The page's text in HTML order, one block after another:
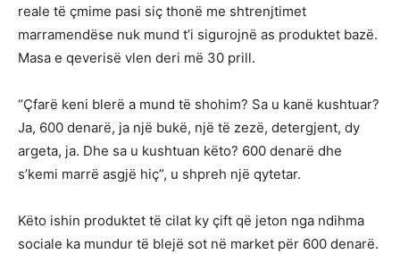
reale të çmime pasi siç thonë me shtrenjtimet
marramendëse nuk mund t’i sigurojnë as produktet bazë.
Masa e qeverisë vlen deri më 30 prill.
“Çfarë keni blerë a mund të shohim? Sa u kanë kushtuar?
Ja, 600 denarë, ja një bukë, një të zezë, detergjent, dy
argeta, ja. Dhe sa u kushtuan këto? 600 denarë dhe
s’kemi marrë asgjë hiç”, u shpreh një qytetar.
Këto ishin produktet të cilat ky çift që jeton nga ndihma
sociale ka mundur të blejë sot në market për 600 denarë.